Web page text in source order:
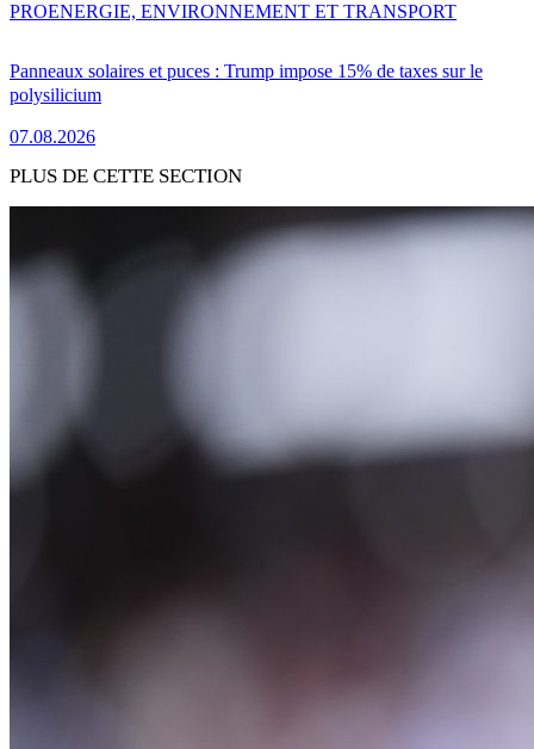
Panneaux solaires et puces : Trump impose 15% de taxes sur le
polysilicium
07.08.2026
PROENERGIE, ENVIRONNEMENT ET TRANSPORT
PLUS DE CETTE SECTION